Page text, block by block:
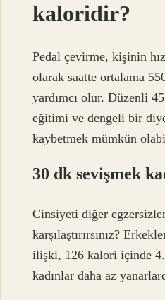
kaloridir?
Pedal çevirme, kişinin
olarak saatte ortalama
yardımcı olur. Düzenli
eğitimi ve dengeli bir
kaybetmek mümkün
30 dk sevişmek
Cinsiyeti diğer
karşılaştırırsınız?
ilişki, 126 kalori içinde
kadınlar daha az